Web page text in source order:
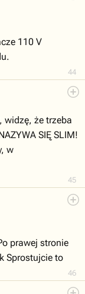
44
110 V
45
widzę, że trzeba
SIĘ SLIM!
w
46
prawej stronie
Sprostujcie to